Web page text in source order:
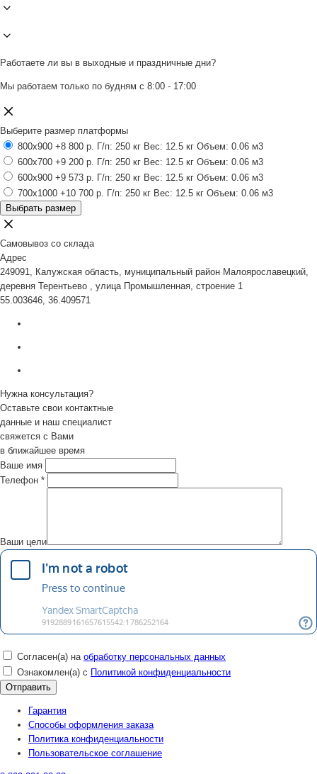
Работаете ли вы в выходные и праздничные дни?
Мы работаем только по будням с 8:00 - 17:00
Выберите размер платформы
800x900 +8 800 р. Г/п: 250 кг Вес: 12.5 кг Объем: 0.06 м3
600x700 +9 200 р. Г/п: 250 кг Вес: 12.5 кг Объем: 0.06 м3
600x900 +9 573 р. Г/п: 250 кг Вес: 12.5 кг Объем: 0.06 м3
700x1000 +10 700 р. Г/п: 250 кг Вес: 12.5 кг Объем: 0.06 м3
Выбрать размер
Самовывоз со склада
Адрес
249091, Калужская область, муниципальный район Малоярославецкий,
деревня Терентьево , улица Промышленная, строение 1
55.003646, 36.409571
Нужна консультация?
Оставьте свои контактные
данные и наш специалист
свяжется с Вами
в ближайшее время
Ваше имя
Телефон *
Ваши цели
Согласен(а) на обработку персональных данных
Ознакомлен(а) с Политикой конфиденциальности
Гарантия
Способы оформления заказа
Политика конфиденциальности
Пользовательское соглашение